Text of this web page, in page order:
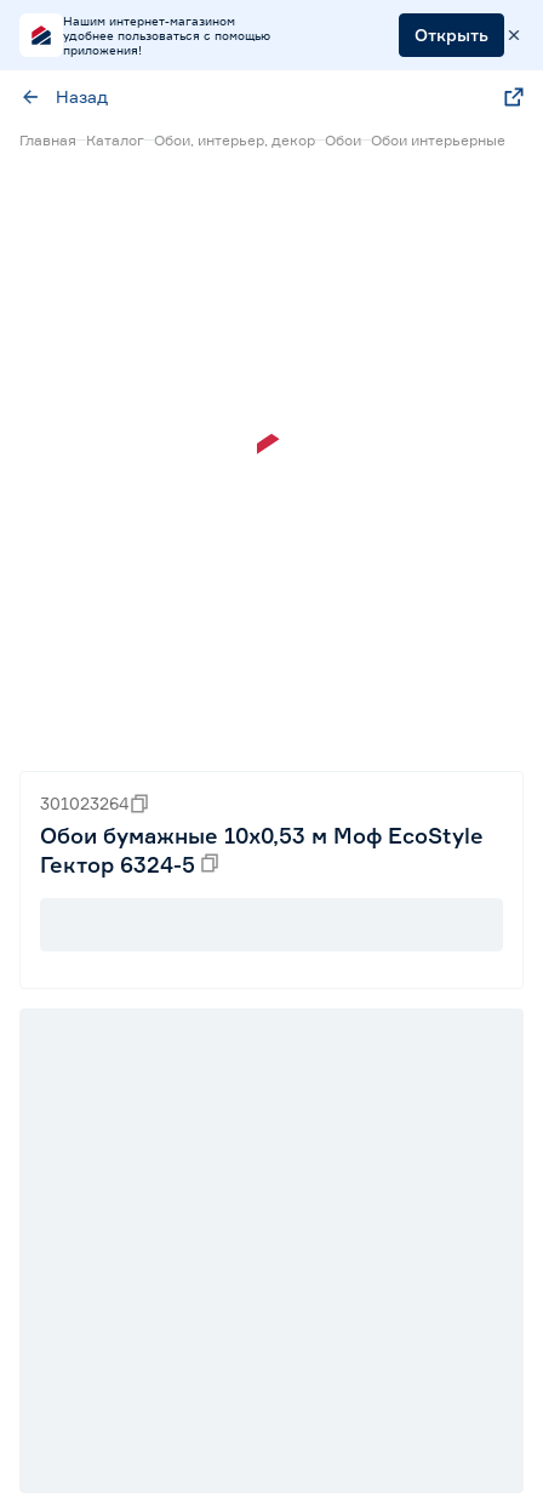
Нашим интернет-магазином
удобнее пользоваться с помощью
приложения!
Открыть
Назад
Главная Каталог Обои, интерьер, декор Обои Обои интерьерные
301023264
Обои бумажные 10х0,53 м Моф EcoStyle
Гектор 6324-5